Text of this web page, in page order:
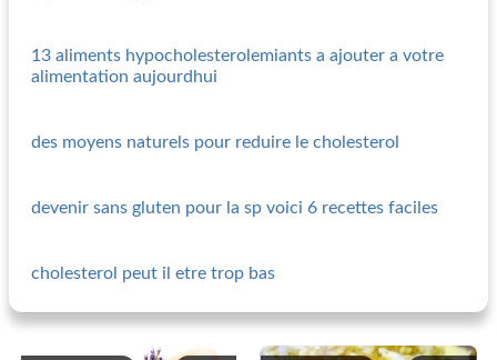
13 aliments hypocholesterolemiants a ajouter a votre
alimentation aujourdhui
des moyens naturels pour reduire le cholesterol
devenir sans gluten pour la sp voici 6 recettes faciles
cholesterol peut il etre trop bas